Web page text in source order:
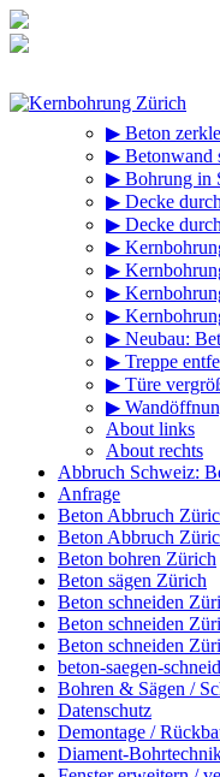
Inhalt
▶ Beton
▶ Betonwand
▶ Bohrung in
▶ Decke
▶ Decke
▶
▶
▶
▶
▶ Neubau:
▶ Treppe
▶ Türe
▶
About links
About rechts
Abbruch Schweiz:
Anfrage
Beton Abbruch
Beton Abbruch
Beton bohren Zürich
Beton sägen Zürich
Beton schneiden
Beton schneiden
Beton schneiden
beton-saegen-
Bohren & Sägen /
Datenschutz
Demontage /
Diament-